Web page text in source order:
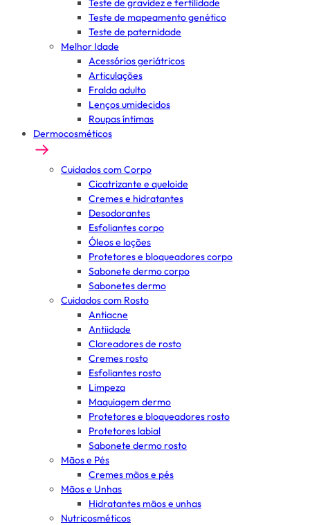
Teste de gravidez e fertilidade
Teste de mapeamento genético
Teste de paternidade
Melhor Idade
Acessórios geriátricos
Articulações
Fralda adulto
Lenços umidecidos
Roupas íntimas
Dermocosméticos
Cuidados com Corpo
Cicatrizante e queloide
Cremes e hidratantes
Desodorantes
Esfoliantes corpo
Óleos e loções
Protetores e bloqueadores corpo
Sabonete dermo corpo
Sabonetes dermo
Cuidados com Rosto
Antiacne
Antiidade
Clareadores de rosto
Cremes rosto
Esfoliantes rosto
Limpeza
Maquiagem dermo
Protetores e bloqueadores rosto
Protetores labial
Sabonete dermo rosto
Mãos e Pés
Cremes mãos e pés
Mãos e Unhas
Hidratantes mãos e unhas
Nutricosméticos